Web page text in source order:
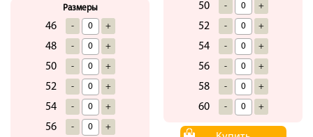
Размеры
46 - +
48 - +
50 - +
52 - +
54 - +
56 - +
50 - +
52 - +
54 - +
56 - +
58 - +
60 - +